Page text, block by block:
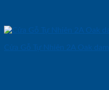
Cửa Gỗ Tự Nhiên 2A Oak dam